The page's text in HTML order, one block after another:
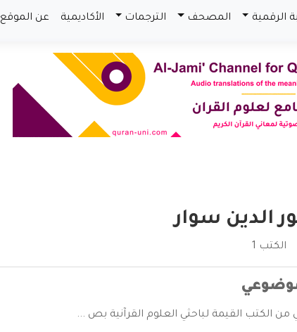
الرقمية المصحف الترجمات الأكاديمية عن الموقع
الدين سوار
الكتب 1
من الكتب القيمة لباحثي العلوم القرآنية بص ...